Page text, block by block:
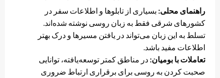
راهنمای محلی: بسیاری از تابلوها و اطلاعات سفر در
کشورهای شرقی فقط به زبان روسی نوشته شده‌اند.
تسلط به این زبان می‌تواند در یافتن مسیرها و درک بهتر
اطلاعات مفید باشد.
تعاملات با بومیان: در مناطق کمتر توسعه‌یافته، توانایی
صحبت کردن به روسی برای برقراری ارتباط ضروری